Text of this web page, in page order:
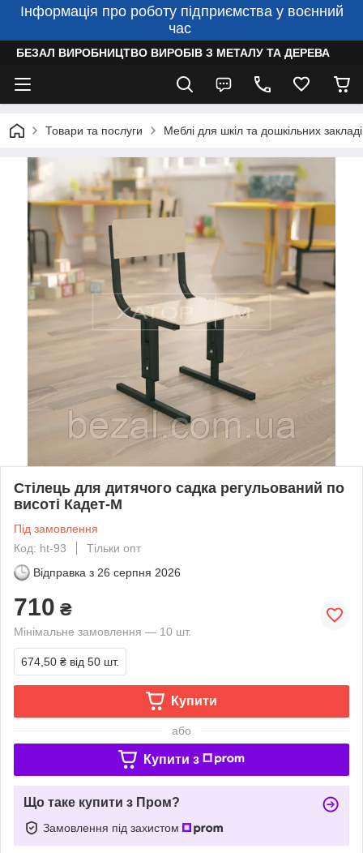
Інформація про роботу підприємства у воєнний
час
БЕЗАЛ ВИРОБНИЦТВО ВИРОБІВ З МЕТАЛУ ТА ДЕРЕВА
Товари та послуги Меблі для шкіл та дошкільних
Стілець для дитячого садка регульований по
висоті Кадет-М
Під замовлення
Код: ht-93
Тільки опт
Відправка з 26 серпня 2026
710 ₴
Мінімальне замовлення — 10 шт.
674,50 ₴ від 50 шт.
Купити
або
Купити з
Що таке купити з Пром?
Замовлення під захистом